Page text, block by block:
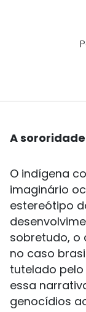
A
O indígena
imaginário
estereótipo
sobretudo, o
no caso
tutelado pelo
essa
genocídios